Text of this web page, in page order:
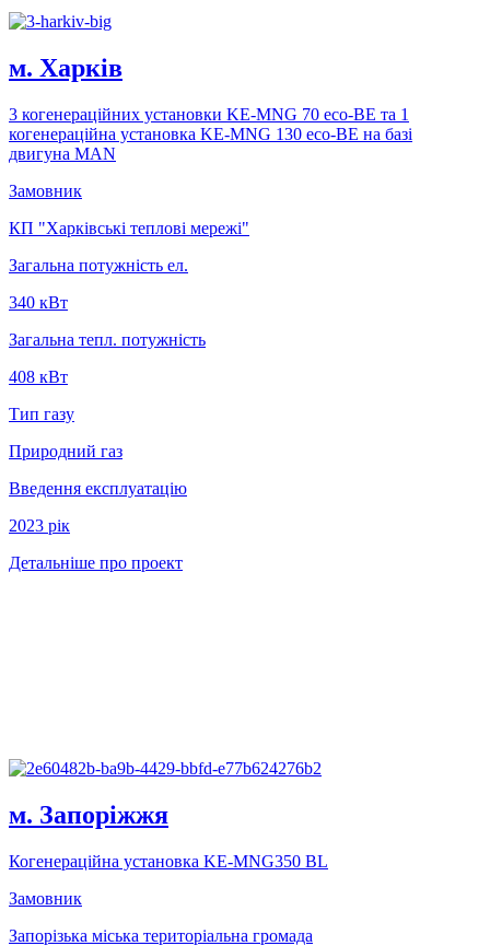
м. Харкiв
3 когенерацiйних установки KE-MNG 70 eco-BE та 1
когенерацiйна установка KE-MNG 130 eco-BE на базi
двигуна MAN
Замовник
КП "Харківські теплові мережі"
Загальна потужність ел.
340 кВт
Загальна тепл. потужність
408 кВт
Тип газу
Природний газ
Введення експлуатацію
2023 рiк
Детальніше про проект
м. Запорiжжя
Когенерацiйна установка KE-MNG350 BL
Замовник
Запорізька міська територіальна громада